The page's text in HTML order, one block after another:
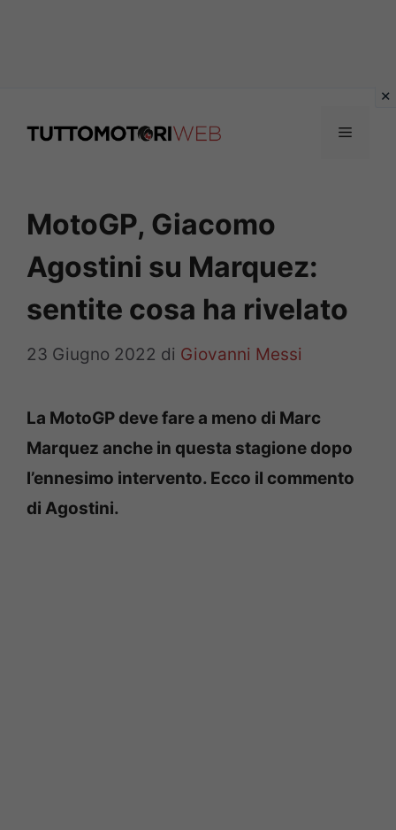
Menu
MotoGP, Giacomo
Agostini su Marquez:
sentite cosa ha rivelato
23 Giugno 2022 di Giovanni Messi
La MotoGP deve fare a meno di Marc
Marquez anche in questa stagione dopo
l’ennesimo intervento. Ecco il commento
di Agostini.